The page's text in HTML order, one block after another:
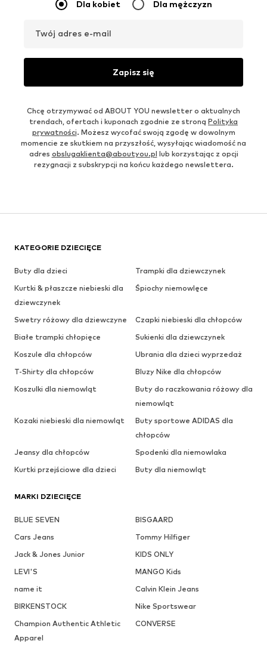
Dla kobiet Dla mężczyzn
Twój adres e-mail
Zapisz się
Chcę otrzymywać od ABOUT YOU newsletter o aktualnych
trendach, ofertach i kuponach zgodnie ze stroną Polityka
prywatności. Możesz wycofać swoją zgodę w dowolnym
momencie ze skutkiem na przyszłość, wysyłając wiadomość na
adres obslugaklienta@aboutyou.pl lub korzystając z opcji
rezygnacji z subskrypcji na końcu każdego newslettera.
KATEGORIE DZIECIĘCE
Buty dla dzieci
Trampki dla dziewczynek
Kurtki & płaszcze niebieski dla
dziewczynek
Śpiochy niemowlęce
Swetry różowy dla dziewczyne
Czapki niebieski dla chłopców
Białe trampki chłopięce
Sukienki dla dziewczynek
Koszule dla chłopców
Ubrania dla dzieci wyprzedaż
T-Shirty dla chłopców
Bluzy Nike dla chłopców
Koszulki dla niemowląt
Buty do raczkowania różowy dla
niemowląt
Kozaki niebieski dla niemowląt
Buty sportowe ADIDAS dla
chłopców
Jeansy dla chłopców
Spodenki dla niemowlaka
Kurtki przejściowe dla dzieci
Buty dla niemowląt
MARKI DZIECIĘCE
BLUE SEVEN
BISGAARD
Cars Jeans
Tommy Hilfiger
Jack & Jones Junior
KIDS ONLY
LEVI'S
MANGO Kids
name it
Calvin Klein Jeans
BIRKENSTOCK
Nike Sportswear
Champion Authentic Athletic
Apparel
CONVERSE